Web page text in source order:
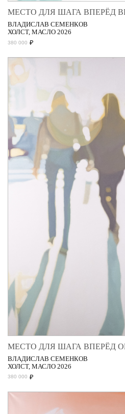
МЕСТО ДЛЯ ШАГА ВПЕРЁД
ВЛАДИСЛАВ СЕМЕНКОВ
ХОЛСТ, МАСЛО 2026
380 000 ₽
МЕСТО ДЛЯ ШАГА ВПЕРЁД
ВЛАДИСЛАВ СЕМЕНКОВ
ХОЛСТ, МАСЛО 2026
380 000 ₽